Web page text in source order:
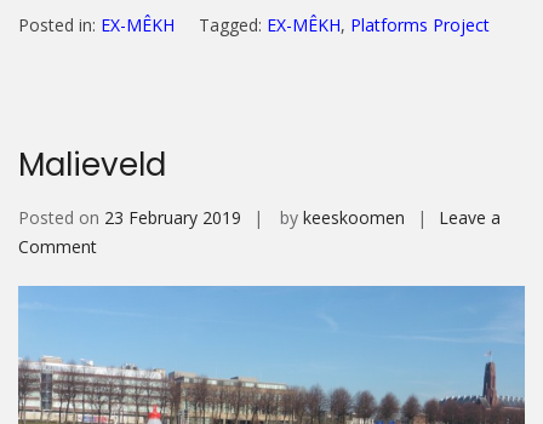
Posted in: EX-MÊKH Tagged: EX-MÊKH, Platforms Project
Malieveld
Posted on 23 February 2019 by keeskoomen
Leave a
Commenton